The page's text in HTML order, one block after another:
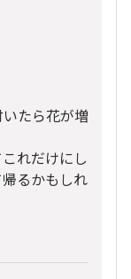
たら花が増
れだけにし
るかもしれ